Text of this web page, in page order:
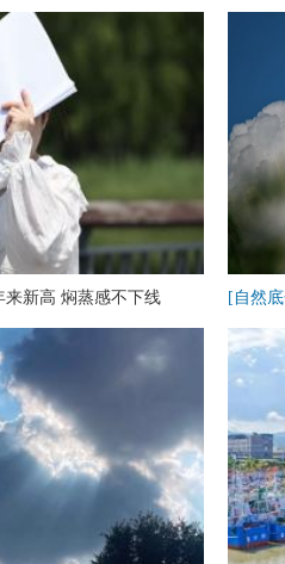
来新高 焖蒸感不下线 [自然